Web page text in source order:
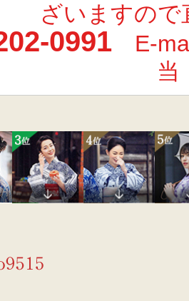
ざいますの
0991E-
当